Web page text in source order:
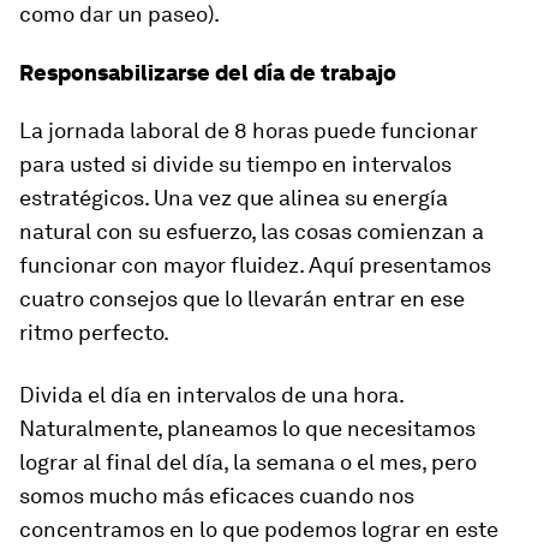
como dar un paseo).
Responsabilizarse del día de trabajo
La jornada laboral de 8 horas puede funcionar
para usted si divide su tiempo en intervalos
estratégicos. Una vez que alinea su energía
natural con su esfuerzo, las cosas comienzan a
funcionar con mayor fluidez. Aquí presentamos
cuatro consejos que lo llevarán entrar en ese
ritmo perfecto.
Divida el día en intervalos de una hora.
Naturalmente, planeamos lo que necesitamos
lograr al final del día, la semana o el mes, pero
somos mucho más eficaces cuando nos
concentramos en lo que podemos lograr en este